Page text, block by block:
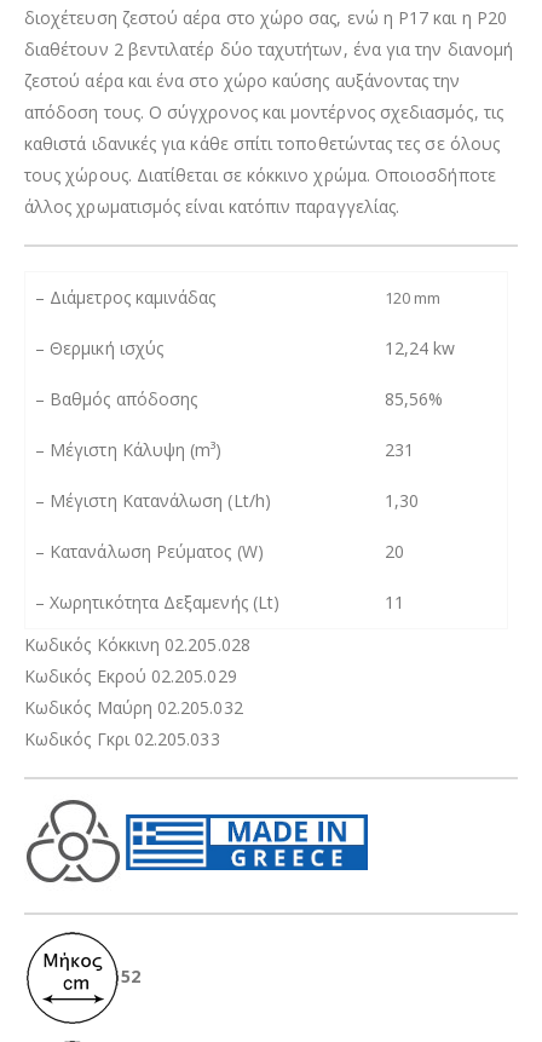
διοχέτευση ζεστού αέρα στο χώρο σας, ενώ η P17 και η P20
διαθέτουν 2 βεντιλατέρ δύο ταχυτήτων, ένα για την διανομή
ζεστού αέρα και ένα στο χώρο καύσης αυξάνοντας την
απόδοση τους. Ο σύγχρονος και μοντέρνος σχεδιασμός, τις
καθιστά ιδανικές για κάθε σπίτι τοποθετώντας τες σε όλους
τους χώρους. Διατίθεται σε κόκκινο χρώμα. Οποιοσδήποτε
άλλος χρωματισμός είναι κατόπιν παραγγελίας.
– Διάμετρος καμινάδας 120 mm
– Θερμική ισχύς 12,24 kw
– Βαθμός απόδοσης 85,56%
– Μέγιστη Κάλυψη (m³) 231
– Μέγιστη Κατανάλωση (Lt/h) 1,30
– Κατανάλωση Ρεύματος (W) 20
–Χωρητικότητα Δεξαμενής (Lt)
11
Κωδικός Κόκκινη 02.205.028
Κωδικός Εκρού 02.205.029
Κωδικός Μαύρη 02.205.032
Κωδικός Γκρι 02.205.033
52